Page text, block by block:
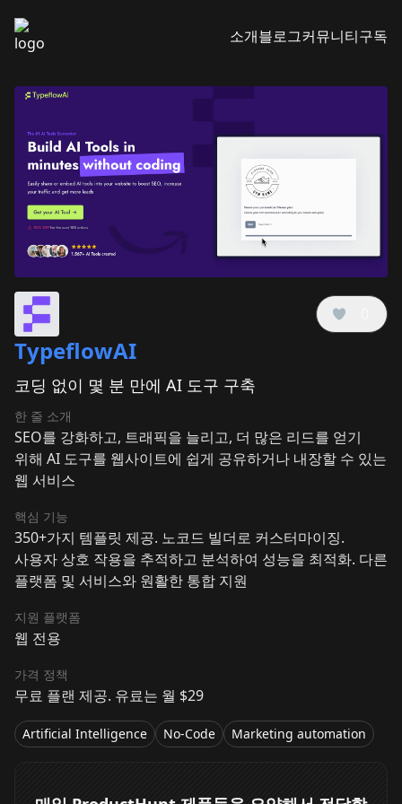
소개블로그커뮤니티구독
TypeflowAI
코딩 없이 몇 분 만에 AI 도구 구축
한 줄 소개
SEO를 강화하고, 트래픽을 늘리고, 더 많은 리드를 얻기
위해 AI 도구를 웹사이트에 쉽게 공유하거나 내장할 수 있는
웹 서비스
핵심 기능
350+가지 템플릿 제공. 노코드 빌더로 커스터마이징.
사용자 상호 작용을 추적하고 분석하여 성능을 최적화. 다른
플랫폼 및 서비스와 원활한 통합 지원
지원 플랫폼
웹 전용
가격 정책
무료 플랜 제공. 유료는 월 $29
Artificial Intelligence No-Code Marketing automation